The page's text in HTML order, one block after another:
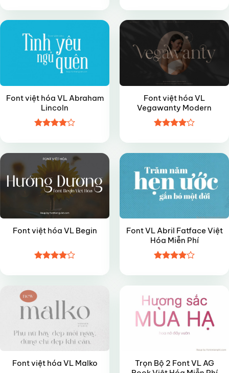
xếp hạng
45 sao
xếp hạng
45 sao
Font việt hóa VL Abraham
Lincoln
xếp hạng
Font việt hóa VL
Vegawanty Modern
xếp hạng
Font việt hóa VL Begin
xếp hạng
Font VL Abril Fatface Việt
Hóa Miễn Phí
xếp hạng
Font việt hóa VL Malko
Trọn Bộ 2 Font VL AG